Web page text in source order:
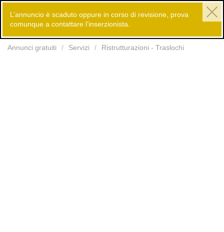
Annunci gratuiti Servizi Ristrutturazioni - Traslochi
L’annuncio è scaduto oppure in corso di revisione, prova
comunque a contattare l’inserzionista.